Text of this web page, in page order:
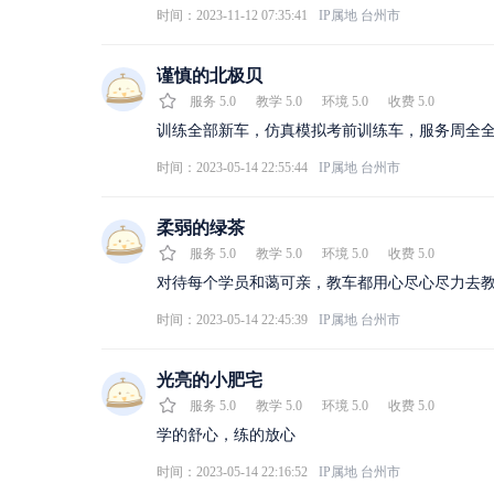
时间：2023-11-12 07:35:41 IP属地 台州市
谨慎的北极贝
服务 5.0 教学 5.0 环境 5.0 收费 5.0
训练全部新车，仿真模拟考前训练车，服务周全全
时间：2023-05-14 22:55:44 IP属地 台州市
柔弱的绿茶
服务 5.0 教学 5.0 环境 5.0 收费 5.0
对待每个学员和蔼可亲，教车都用心尽心尽力去教
时间：2023-05-14 22:45:39 IP属地 台州市
光亮的小肥宅
服务 5.0 教学 5.0 环境 5.0 收费 5.0
学的舒心，练的放心
时间：2023-05-14 22:16:52 IP属地 台州市